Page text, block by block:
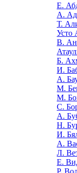
Е.
А.
Т.
Усто
В.
Б.
И.
А.
М.
М.
С.
А.
Н.
И.
А.
Л.
Е.
Р.